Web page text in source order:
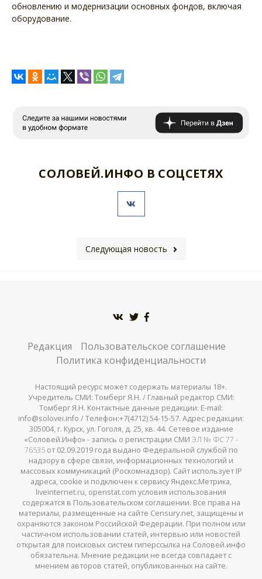
обновлению и модернизации основных фондов, включая
оборудование.
СОЛОВЕЙ.ИНФО В СОЦСЕТЯХ
Следующая новость
Редакция
Пользовательское соглашение
Политика конфиденциальности
Настоящий ресурс может содержать материалы 18+.
Учредитель СМИ: Томберг Я.Н. / Главный редактор СМИ:
Томберг Я.Н. Контактные данные редакции: E-mail:
info@solovei.info / Телефон:+7(4712) 54-15-57. Адрес редакции:
305004, г. Курск, ул. Гоголя, д. 25, кв. 44. Сетевое издание
«Соловей.Инфо» - запись о регистрации СМИ ЭЛ № ФС 77 -
76535от 02.09.2019 года выдано Федеральной службой по
надзору в сфере связи, информационных технологий и
массовых коммуникаций (Роскомнадзор). Сайт использует IP
адреса, cookie и подключен к сервису Яндекс.Метрика,
liveinternet.ru, openstat.com условия использования
содержатся в Пользовательском соглашении. Все права на
материалы, размещенные на сайте Censury.net, защищены и
охраняются законом Российской Федерации. При полном или
частичном использовании статей, интервью или новостей
открытая для поисковых систем гиперссылка на Соловей.инфо
обязательна. Мнение редакции не всегда совпадает с
мнением авторов статей, опубликованных на сайте.